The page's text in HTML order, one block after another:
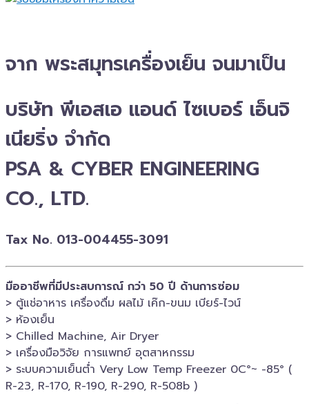
จาก พระสมุทรเครื่องเย็น จนมาเป็น
บริษัท พีเอสเอ แอนด์ ไซเบอร์ เอ็นจิ
เนียริ่ง จำกัด
PSA & CYBER ENGINEERING
CO., LTD.
Tax No. 013-004455-3091
มืออาชีพที่มีประสบการณ์ กว่า 50 ปี ด้านการซ่อม
> ตู้แช่อาหาร เครื่องดื่ม ผลไม้ เค๊ก-ขนม เบียร์-ไวน์​
> ห้องเย็น
> Chilled​ Machine, Air Dryer
> เครื่องมือวิจัย การแพทย์​ อุตสาหกรรม
> ระบบความเย็นต่ำ Very Low Temp Freezer 0C°~ -​85° (
R-23, R-170, R-190, R-290, R-508b )